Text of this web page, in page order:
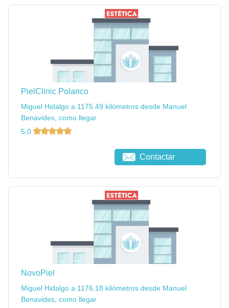
PielClinic Polanco
Miguel Hidalgo a 1175.49 kilómetros desde Manuel
Benavides, como llegar
5,0
Contactar
NovoPiel
Miguel Hidalgo a 1176.18 kilómetros desde Manuel
Benavides, como llegar